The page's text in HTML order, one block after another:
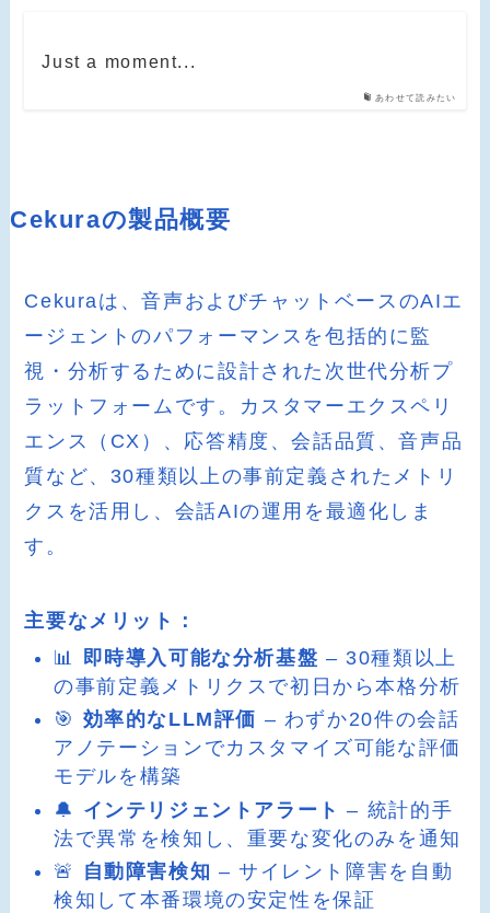
あわせて読みたい
Just a moment...
Cekuraの製品概要
Cekuraは、音声およびチャットベースのAIエ
ージェントのパフォーマンスを包括的に監
視・分析するために設計された次世代分析プ
ラットフォームです。カスタマーエクスペリ
エンス（CX）、応答精度、会話品質、音声品
質など、30種類以上の事前定義されたメトリ
クスを活用し、会話AIの運用を最適化しま
す。
主要なメリット：
📊 即時導入可能な分析基盤 – 30種類以上
の事前定義メトリクスで初日から本格分析
🎯 効率的なLLM評価 – わずか20件の会話
アノテーションでカスタマイズ可能な評価
モデルを構築
🔔 インテリジェントアラート – 統計的手
法で異常を検知し、重要な変化のみを通知
🚨
自動障害検知 – サイレント障害を自動
検知して本番環境の安定性を保証